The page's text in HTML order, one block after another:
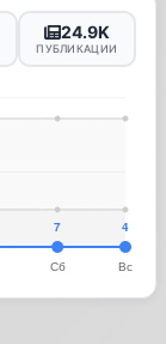
24.9K
ПУБЛИКАЦИИ